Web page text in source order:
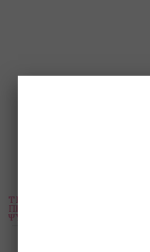
TRAVEL
ΠΕΡΙΒΆΛΛΟΝ
ΨΥΧΑΓΩΓΊΑ